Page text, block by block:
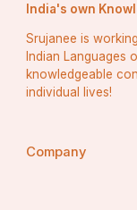
India's own
Srujanee is
Indian Languages
knowledgeable
individual lives!
Company